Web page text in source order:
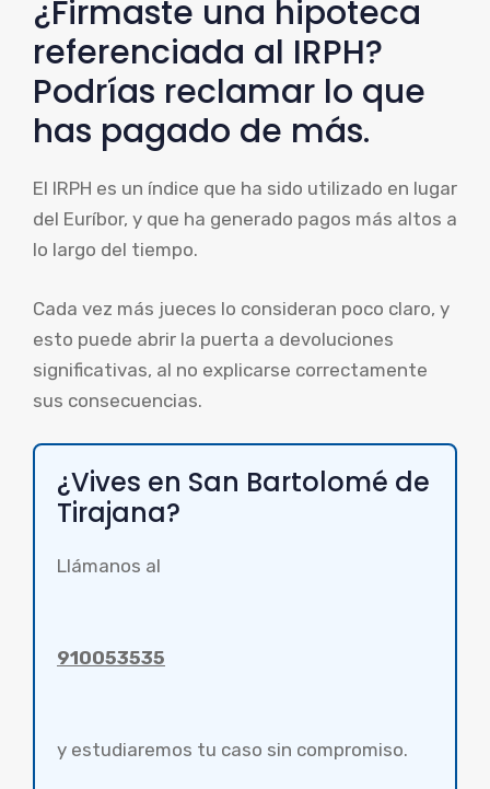
¿Firmaste una hipoteca
referenciada al IRPH?
Podrías reclamar lo que
has pagado de más.
El IRPH es un índice que ha sido utilizado en lugar
del Euríbor, y que ha generado pagos más altos a
lo largo del tiempo.
Cada vez más jueces lo consideran poco claro, y
esto puede abrir la puerta a devoluciones
significativas, al no explicarse correctamente
sus consecuencias.
¿Vives en San Bartolomé de
Tirajana?
Llámanos al
910053535
y estudiaremos tu caso sin compromiso.